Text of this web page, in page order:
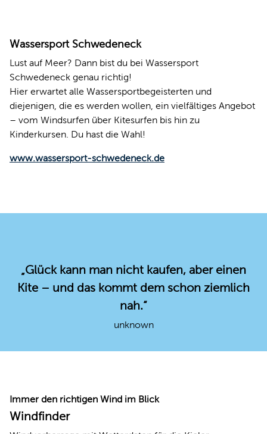
Wassersport Schwedeneck
Lust auf Meer? Dann bist du bei Wassersport
Schwedeneck genau richtig!
Hier erwartet alle Wassersportbegeisterten und
diejenigen, die es werden wollen, ein vielfältiges Angebot
– vom Windsurfen über Kitesurfen bis hin zu
Kinderkursen. Du hast die Wahl!
www.wassersport-schwedeneck.de
„Glück kann man nicht kaufen, aber einen
Kite – und das kommt dem schon ziemlich
nah.“
unknown
Immer den richtigen Wind im Blick
Windfinder